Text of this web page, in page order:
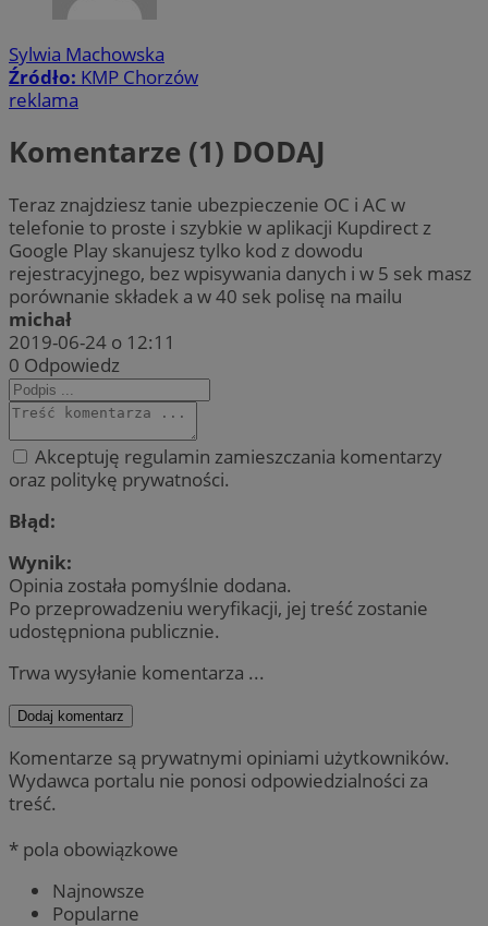
Sylwia Machowska
Źródło: KMP Chorzów
reklama
Komentarze (1) DODAJ
Teraz znajdziesz tanie ubezpieczenie OC i AC w
telefonie to proste i szybkie w aplikacji Kupdirect z
Google Play skanujesz tylko kod z dowodu
rejestracyjnego, bez wpisywania danych i w 5 sek masz
porównanie składek a w 40 sek polisę na mailu
michał
2019-06-24 o 12:11
0 Odpowiedz
Akceptuję regulamin zamieszczania komentarzy
oraz politykę prywatności.
Błąd:
Wynik:
Opinia została pomyślnie dodana.
Po przeprowadzeniu weryfikacji, jej treść zostanie
udostępniona publicznie.
Trwa wysyłanie komentarza ...
Dodaj komentarz
Komentarze są prywatnymi opiniami użytkowników.
Wydawca portalu nie ponosi odpowiedzialności za
treść.
* pola obowiązkowe
Najnowsze
Popularne